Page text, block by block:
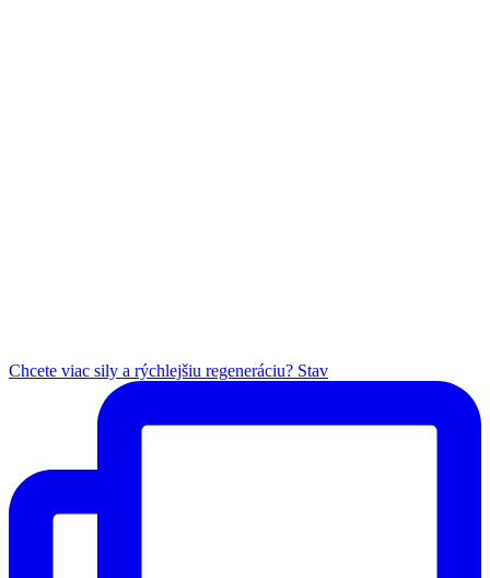
Chcete viac sily a rýchlejšiu regeneráciu? Stav